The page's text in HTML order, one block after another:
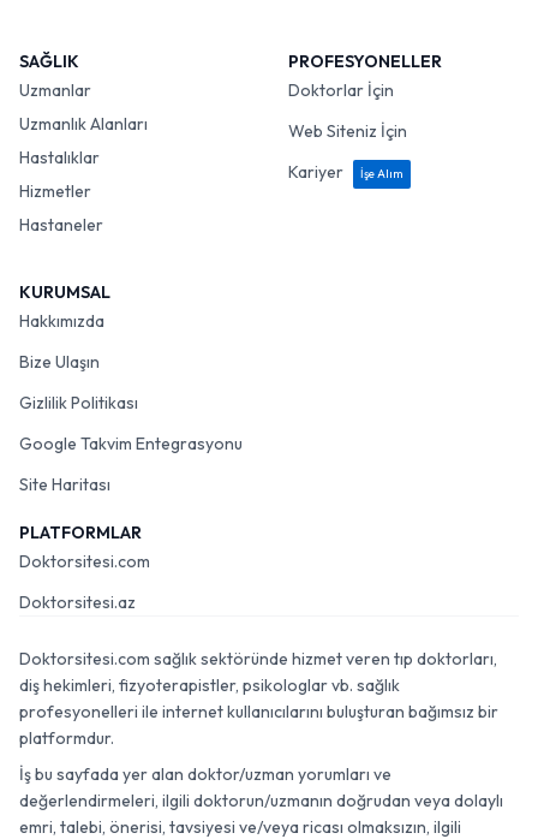
SAĞLIK
Uzmanlar
Uzmanlık Alanları
Hastalıklar
Hizmetler
Hastaneler
PROFESYONELLER
Doktorlar İçin
Web Siteniz İçin
Kariyer
İşe Alım
KURUMSAL
Hakkımızda
Bize Ulaşın
Gizlilik Politikası
Google Takvim Entegrasyonu
Site Haritası
PLATFORMLAR
Doktorsitesi.com
Doktorsitesi.az
Doktorsitesi.com sağlık sektöründe hizmet veren tıp doktorları,
diş hekimleri, fizyoterapistler, psikologlar vb. sağlık
profesyonelleri ile internet kullanıcılarını buluşturan bağımsız bir
platformdur.
İş bu sayfada yer alan doktor/uzman yorumları ve
değerlendirmeleri, ilgili doktorun/uzmanın doğrudan veya dolaylı
emri, talebi, önerisi, tavsiyesi ve/veya ricası olmaksızın, ilgili